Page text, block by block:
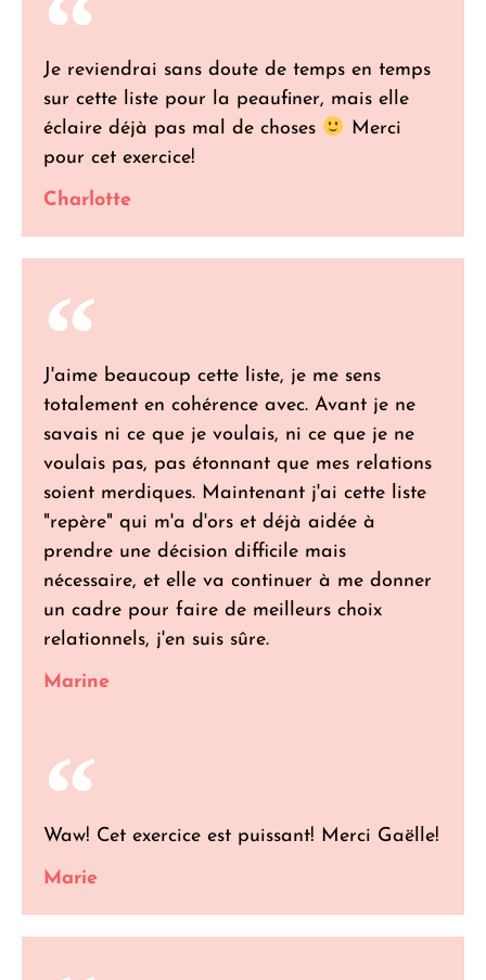
Je reviendrai sans doute de temps en temps
sur cette liste pour la peaufiner, mais elle
éclaire déjà pas mal de choses
Merci
pour cet exercice!
Charlotte
J'aime beaucoup cette liste, je me sens
totalement en cohérence avec. Avant je ne
savais ni ce que je voulais, ni ce que je ne
voulais pas, pas étonnant que mes relations
soient merdiques. Maintenant j'ai cette liste
"repère" qui m'a d'ors et déjà aidée à
prendre une décision difficile mais
nécessaire, et elle va continuer à me donner
un cadre pour faire de meilleurs choix
relationnels, j'en suis sûre.
Marine
Waw! Cet exercice est puissant! Merci Gaëlle!
Marie